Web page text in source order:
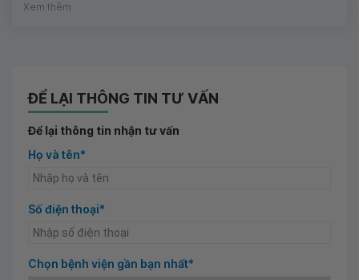
Xem thêm
ĐỂ LẠI THÔNG TIN TƯ VẤN
Để lại thông tin nhận tư vấn
Họ và tên*
Số điện thoại*
Chọn bệnh viện gần bạn nhất*